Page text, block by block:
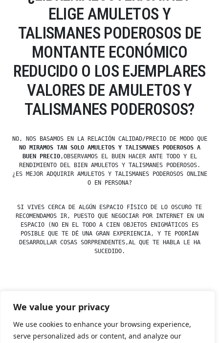
We value your privacy
We use cookies to enhance your browsing experience,
serve personalized ads or content, and analyze our
ELIGE AMULETOS Y
TALISMANES PODEROSOS DE
MONTANTE ECONÓMICO
REDUCIDO O LOS EJEMPLARES
VALORES DE AMULETOS Y
TALISMANES PODEROSOS?
NO, NOS BASAMOS EN LA RELACIÓN CALIDAD/PRECIO DE MODO QUE
NO MIRAMOS TAN SOLO AMULETOS Y TALISMANES PODEROSOS A
BUEN PRECIO,OBSERVAMOS EL BUEN HACER ANTE TODO Y EL
RENDIMIENTO DEL BIEN AMULETOS Y TALISMANES PODEROSOS.
¿ES MEJOR ADQUIRIR AMULETOS Y TALISMANES PODEROSOS ONLINE
O EN PERSONA?
SI VIVES CERCA DE ALGÚN ESPACIO FÍSICO DE LO OSCURO TE
RECOMENDAMOS IR, PUESTO QUE NEGOCIAR POR INTERNET EN UN
ESPACIO (NO EN EL TODO A CIEN OBJETOS ENIGMÁTICOS ES
POSIBLE QUE TE DÉ UNA GRAN EXPERIENCIA, Y TE PODRÍAN
DESARROLLAR COSAS SORPRENDENTES,AL QUE TE HABLA LE HA
SUCEDIDO.
by
Posted
Amuletos